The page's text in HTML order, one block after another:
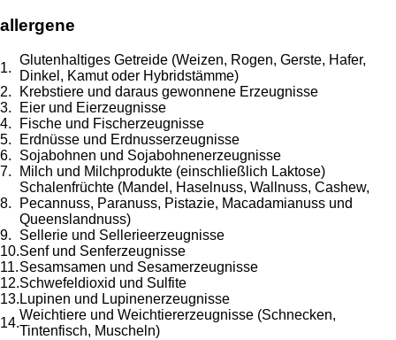
allergene
1.
Glutenhaltiges Getreide (Weizen, Rogen, Gerste, Hafer,
Dinkel, Kamut oder Hybridstämme)
2.
Krebstiere und daraus gewonnene Erzeugnisse
3.
Eier und Eierzeugnisse
4.
Fische und Fischerzeugnisse
5.
Erdnüsse und Erdnusserzeugnisse
6.
Sojabohnen und Sojabohnenerzeugnisse
7.
Milch und Milchprodukte (einschließlich Laktose)
8.
Schalenfrüchte (Mandel, Haselnuss, Wallnuss, Cashew,
Pecannuss, Paranuss, Pistazie, Macadamianuss und
Queenslandnuss)
9.
Sellerie und Sellerieerzeugnisse
10.Senf und Senferzeugnisse
11.Sesamsamen und Sesamerzeugnisse
12.Schwefeldioxid und Sulfite
13. Lupinen und Lupinenerzeugnisse
14.
Weichtiere und Weichtiererzeugnisse (Schnecken,
Tintenfisch, Muscheln)